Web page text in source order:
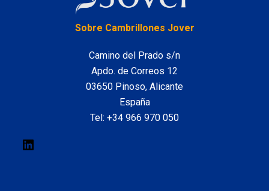
Sobre Cambrillones Jover
Camino del Prado s/n
Apdo. de Correos 12
03650 Pinoso, Alicante
España
Tel: +34 966 970 050